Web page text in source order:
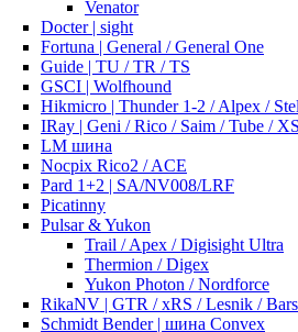
Venator
Docter | sight
Fortuna | General / General One
Guide | TU / TR / TS
GSCI | Wolfhound
Hikmicro | Thunder 1-2 / Alpex /
IRay | Geni / Rico / Saim / Tube /
LM шина
Nocpix Rico2 / ACE
Pard 1+2 | SA/NV008/LRF
Picatinny
Pulsar & Yukon
Trail / Apex / Digisight Ultra
Thermion / Digex
Yukon Photon / Nordforce
RikaNV | GTR / xRS / Lesnik /
Schmidt Bender | шина Convex